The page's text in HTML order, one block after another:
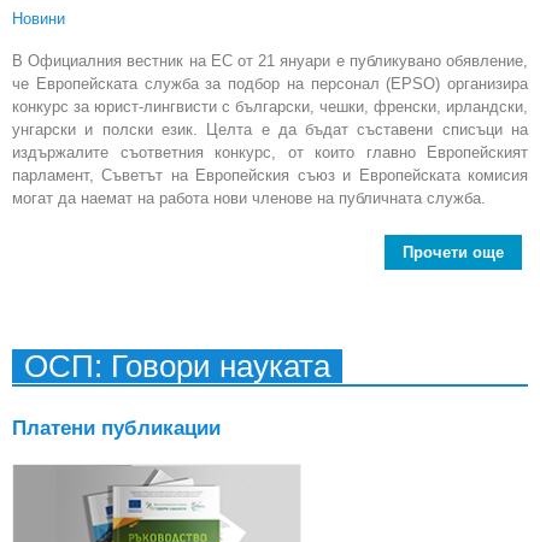
Новини
В Официалния вестник на ЕС от 21 януари е публикувано обявление,
че Европейската служба за подбор на персонал (EPSO) организира
конкурс за юрист-лингвисти с български, чешки, френски, ирландски,
унгарски и полски език. Целта е да бъдат съставени списъци на
издържалите съответния конкурс, от които главно Европейският
парламент, Съветът на Европейския съюз и Европейската комисия
могат да наемат на работа нови членове на публичната служба.
Прочети още
ОСП: Говори науката
Платени публикации